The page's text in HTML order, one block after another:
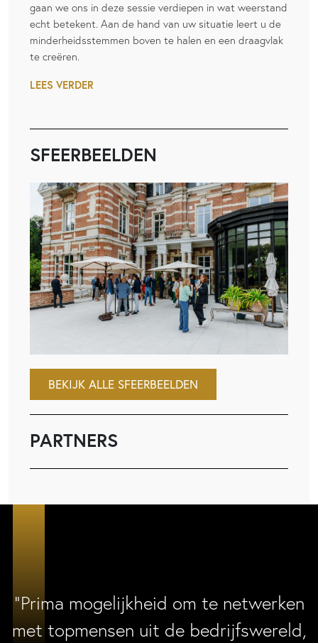
gaan we ons in deze sessie verdiepen in wat weerstand
echt betekent. Aan de hand van uw situatie leert u de
minderheidsstemmen boven te halen en een draagvlak
te creëren.
LEES VERDER
SFEERBEELDEN
BEKIJK ALLE SFEERBEELDEN
PARTNERS
“Prima mogelijkheid om te netwerken
met topmensen uit de bedrijfswereld,